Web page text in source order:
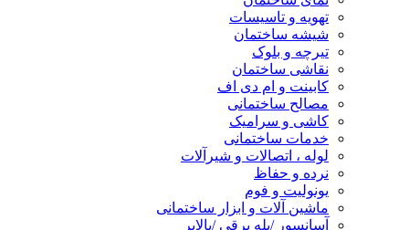
تهویه و تاسیسات
شیشه ساختمان
تیرچه و بلوک
نقاشی ساختمان
کابینت و ام دی اف
مصالح ساختمانی
کاشی و سرامیک
خدمات ساختمانی
لوله ، اتصالات و شیرآلات
نرده و حفاظ
یونولیت و فوم
ماشین آلات و ابزار ساختمانی
آسانسور /پله برقی /بالابر